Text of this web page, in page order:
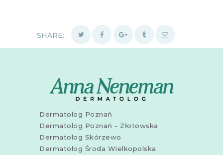
SHARE:
Dermatolog Poznań
Dermatolog Poznań - Złotowska
Dermatolog Skórzewo
Dermatolog Środa Wielkopolska